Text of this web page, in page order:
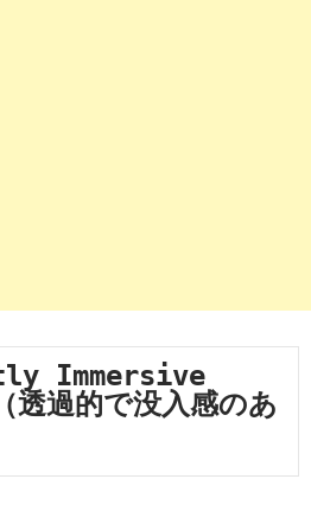
Immersive
過的で没入感のあ